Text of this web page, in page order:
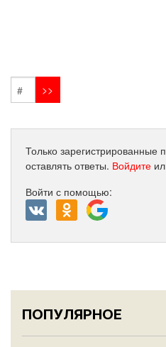
Только зарегистрированные
оставлять ответы. Войдите
Войти с помощью:
ПОПУЛЯРНОЕ